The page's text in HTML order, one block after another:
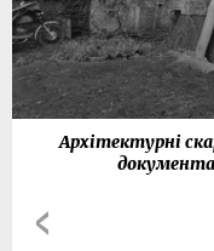
Архітектурні